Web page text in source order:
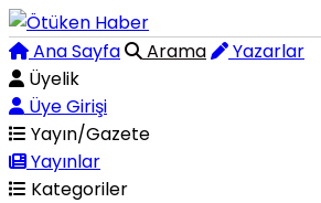
Ana Sayfa Arama
Yazarlar
Üyelik
Üye Girişi
Yayın/Gazete
Yayınlar
Kategoriler